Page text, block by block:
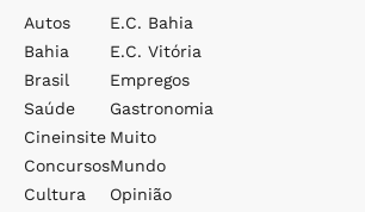
Autos
Bahia
Brasil
Saúde
Cineinsite
Concursos
Cultura
E.c. Bahia
E.c. Vitória
Empregos
Gastronomia
Muito
Mundo
Opinião